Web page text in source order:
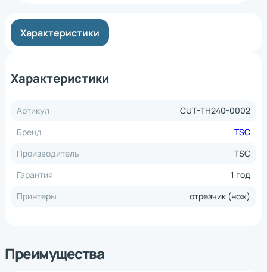
Характеристики
Характеристики
Артикул
CUT-TH240-0002
Бренд
TSC
Производитель
TSC
Гарантия
1 год
Принтеры
отрезчик (нож)
Преимущества